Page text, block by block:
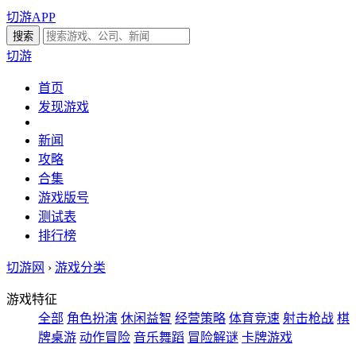
切游APP
切游
首页
发现游戏
新闻
攻略
合集
游戏版号
测试表
排行榜
切游网 › 游戏分类
游戏特征
全部 角色扮演 休闲益智 经营策略 体育竞速 射击枪战 棋
牌桌游 动作冒险 音乐舞蹈 冒险解谜 卡牌游戏